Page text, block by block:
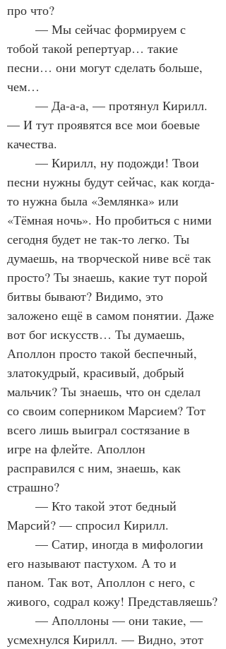
про что?
тобой такой репертуар… такие
песни… они могут сделать больше,
чем…
— И тут проявятся все мои боевые
качества.
песни нужны будут сейчас, как когда-
то нужна была «Землянка» или
«Тёмная ночь». Но пробиться с ними
сегодня будет не так-то легко. Ты
думаешь, на творческой ниве всё так
просто? Ты знаешь, какие тут порой
битвы бывают? Видимо, это
заложено ещё в самом понятии. Даже
вот бог искусств… Ты думаешь,
Аполлон просто такой беспечный,
златокудрый, красивый, добрый
мальчик? Ты знаешь, что он сделал
со своим соперником Марсием? Тот
всего лишь выиграл состязание в
игре на флейте. Аполлон
расправился с ним, знаешь, как
страшно?
Марсий? — спросил Кирилл.
его называют пастухом. А то и
паном. Так вот, Аполлон с него, с
живого, содрал кожу! Представляешь?
усмехнулся Кирилл. — Видно, этот